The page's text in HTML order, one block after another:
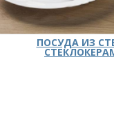
ПОСУДА ИЗ